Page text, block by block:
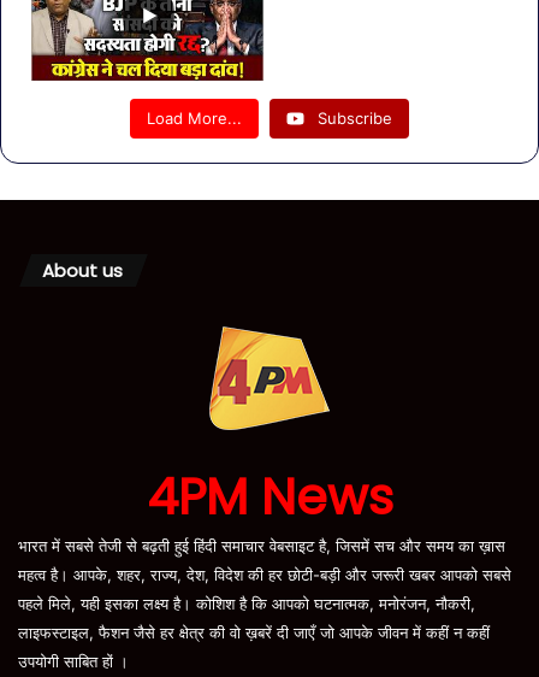
Load More... Subscribe
About us
4PM News
भारत में सबसे तेजी से बढ़ती हुई हिंदी समाचार वेबसाइट है, जिसमें सच और समय का ख़ास
महत्व है। आपके, शहर, राज्य, देश, विदेश की हर छोटी-बड़ी और जरूरी खबर आपको सबसे
पहले मिले, यही इसका लक्ष्य है। कोशिश है कि आपको घटनात्मक, मनोरंजन, नौकरी,
लाइफस्टाइल, फैशन जैसे हर क्षेत्र की वो ख़बरें दी जाएँ जो आपके जीवन में कहीं न कहीं
उपयोगी साबित हों ।